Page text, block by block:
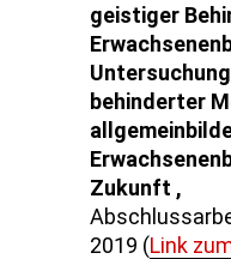
geistiger
behinderter
Zukunft ,
2019 (Link